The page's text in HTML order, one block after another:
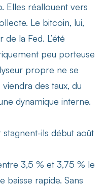
Elles réallouent vers
Le bitcoin, lui,
la Fed. L’été
peu porteuse
propre ne se
des taux, du
dynamique interne.
ils début août
3,5 % et 3,75 % le
baisse rapide. Sans